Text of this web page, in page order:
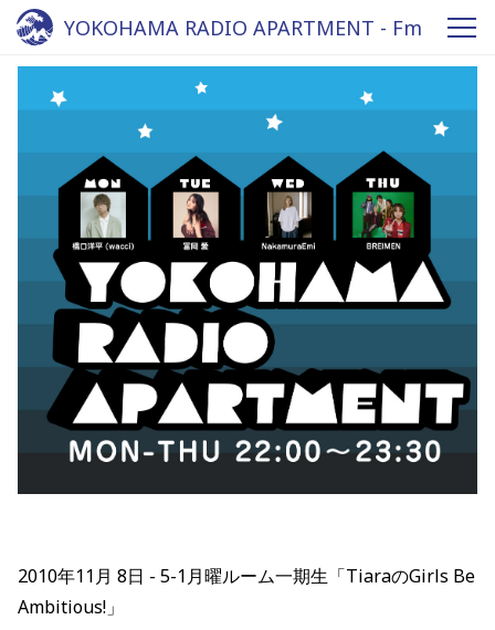
YOKOHAMA RADIO APARTMENT - Fm
yokohama 84.7
2010年11月 8日
5-1月曜ルーム一期生「TiaraのGirls Be
Ambitious!」